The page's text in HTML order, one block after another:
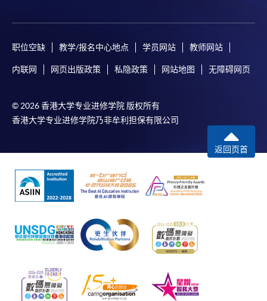
职位空缺 教学/报名中心地点 学员网站 教师网站
内联网 网页出版政策 私隐政策 网站地图 无障碍网页
© 2026 香港大学专业进修学院 版权所有
香港大学专业进修学院乃非牟利担保有限公司
返回页首